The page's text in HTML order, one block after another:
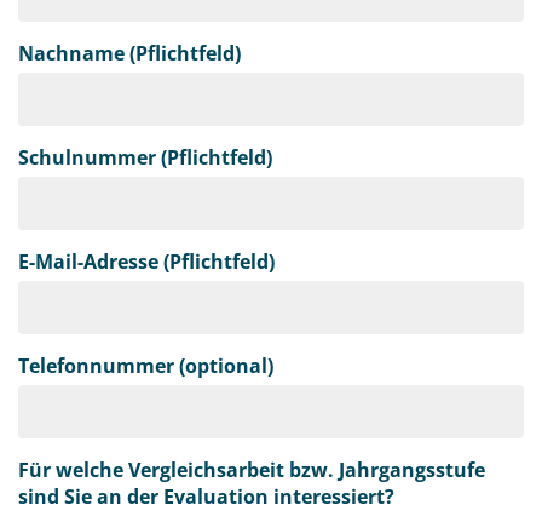
Nachname (Pflichtfeld)
Schulnummer (Pflichtfeld)
E-Mail-Adresse (Pflichtfeld)
Telefonnummer (optional)
Für welche Vergleichsarbeit bzw. Jahrgangsstufe
sind Sie an der Evaluation interessiert?